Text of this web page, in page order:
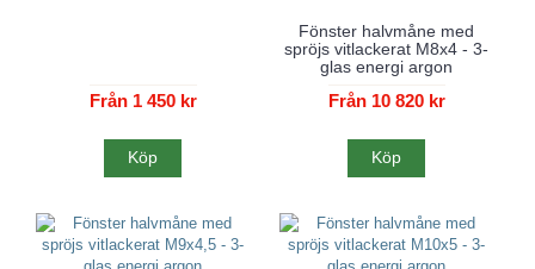
Från 1 450 kr
Köp
Fönster halvmåne med
spröjs vitlackerat M8x4 - 3-
glas energi argon
Från 10 820 kr
Köp